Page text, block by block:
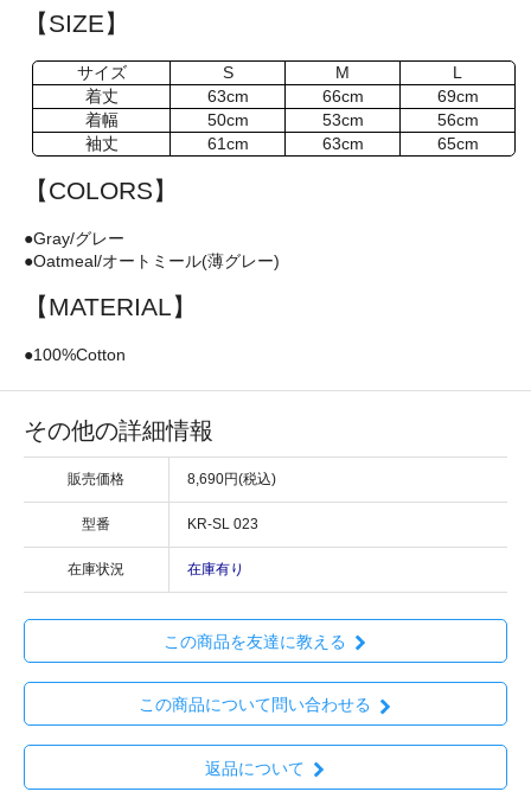
【SIZE】
サイズ S M
L
着丈
63cm 66cm
69cm
着幅
50cm 53cm
56cm
袖丈
61cm 63cm 65cm
【COLORS】
●Gray/グレー
●Oatmeal/オートミール(薄グレー)
【MATERIAL】
●100%Cotton
その他の詳細情報
販売価格 8,690円(税込)
型番 KR-SL 023
在庫状況 在庫有り
この商品を友達に教える
この商品について問い合わせる
返品について